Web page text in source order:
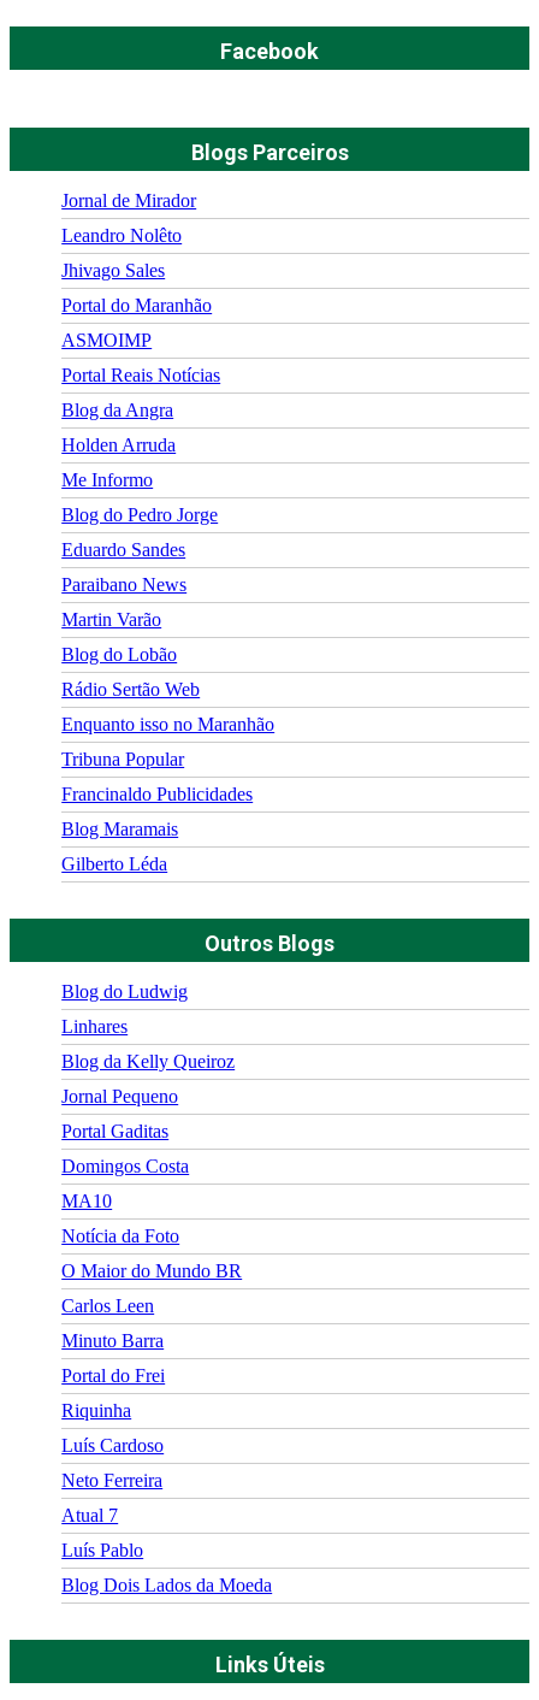
Facebook
Blogs Parceiros
Jornal de Mirador
Leandro Nolêto
Jhivago Sales
Portal do Maranhão
ASMOIMP
Portal Reais Notí­cias
Blog da Angra
Holden Arruda
Me Informo
Blog do Pedro Jorge
Eduardo Sandes
Paraibano News
Martin Varão
Blog do Lobão
Rádio Sertão Web
Enquanto isso no Maranhão
Tribuna Popular
Francinaldo Publicidades
Blog Maramais
Gilberto Léda
Outros Blogs
Blog do Ludwig
Linhares
Blog da Kelly Queiroz
Jornal Pequeno
Portal Gaditas
Domingos Costa
MA10
Notícia da Foto
O Maior do Mundo BR
Carlos Leen
Minuto Barra
Portal do Frei
Riquinha
Luís Cardoso
Neto Ferreira
Atual 7
Luís Pablo
Blog Dois Lados da Moeda
Links Úteis